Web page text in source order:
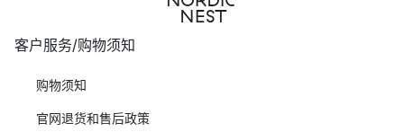
客户服务/购物须知
购物须知
官网退货和售后政策